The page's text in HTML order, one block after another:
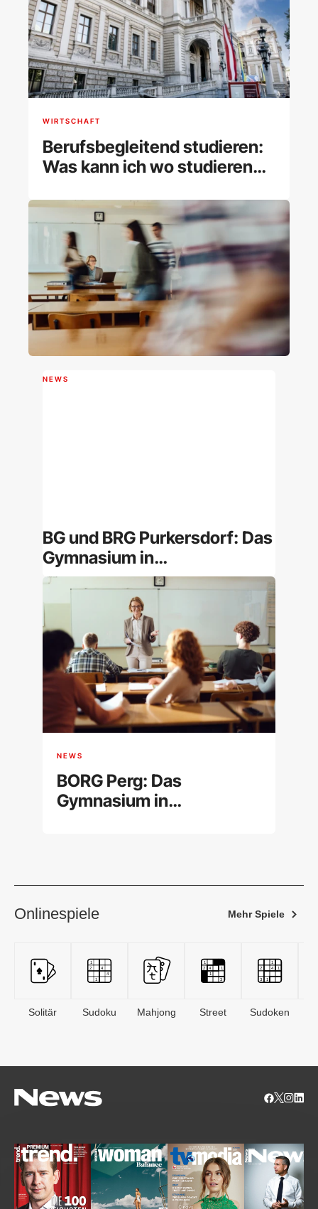
WIRTSCHAFT
Berufsbegleitend studieren:
Was kann ich wo studieren
NEWS
BG und BRG Purkersdorf: Das
Gymnasium in
Niederösterreich im
NEWS
BORG Perg: Das
Gymnasium in
Onlinespiele Mehr Spiele
Solitär Sudoku Mahjong Street Sudoken